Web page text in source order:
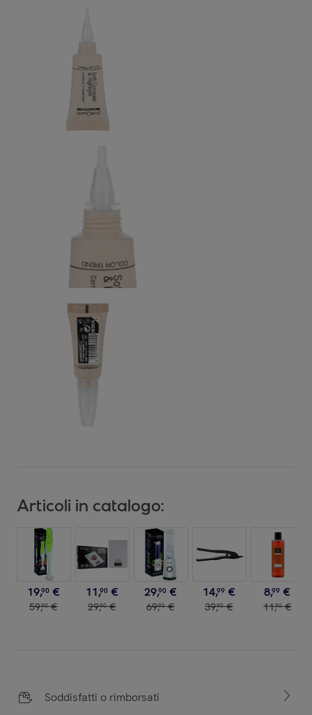
Articoli in catalogo:
19,90 €
59,90 €
11,90 €
29,90 €
29,90 €
69,90 €
14,99 €
39,90 €
8,99 €
11,90 €
Soddisfatti o rimborsati